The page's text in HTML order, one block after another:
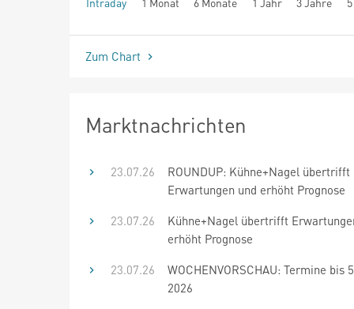
seit Beginn
Zum Chart
Marktnachrichten
23.07.26
ROUNDUP: Kühne+Nagel übertrifft
Erwartungen und erhöht Prognose
23.07.26
Kühne+Nagel übertrifft
erhöht Prognose
23.07.26
WOCHENVORSCHAU: Termine bis
2026